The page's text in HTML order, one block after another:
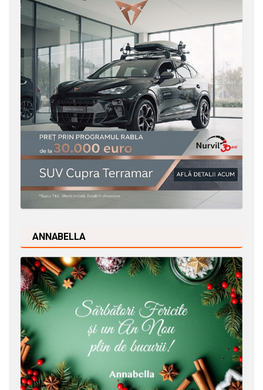
ANNABELLA